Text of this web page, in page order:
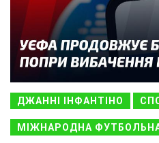
ДЖАННІ ІНФАНТІНО
МІЖНАРОДНА ФУТБОЛЬНА